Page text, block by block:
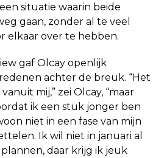
situatie waarin beide
gaan, zonder al te veel
elkaar over te hebben.
gaf Olcay openlijk
achter de breuk. “Het
mij,” zei Olcay, “maar
ik een stuk jonger ben
niet in een fase van mijn
Ik wil niet in januari al
daar krijg ik jeuk